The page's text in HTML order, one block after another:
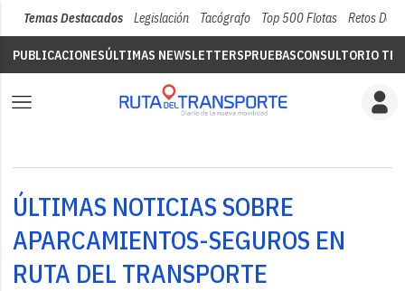
Temas Destacados Legislación Tacógrafo Top 500 Flotas Retos Del
PUBLICACIONESÚLTIMAS NEWSLETTERSPRUEBASCONSULTORIO
ÚLTIMAS NOTICIAS SOBRE
APARCAMIENTOS-SEGUROS EN
RUTA DEL TRANSPORTE